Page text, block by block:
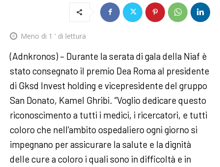
Meno di 1 ' di lettura
(Adnkronos) – Durante la serata di gala della Niaf è
stato consegnato il premio Dea Roma al presidente
di Gksd Invest holding e vicepresidente del gruppo
San Donato, Kamel Ghribi. “Voglio dedicare questo
riconoscimento a tutti i medici, i ricercatori, e tutti
coloro che nell’ambito ospedaliero ogni giorno si
impegnano per assicurare la salute e la dignità
delle cure a coloro i quali sono in difficoltà e in